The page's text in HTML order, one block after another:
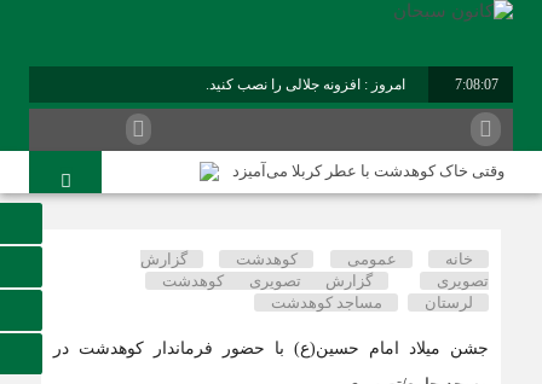
7:08:07 امروز : افزونه جلالی را نصب کنید.
وقتی خاک کوهدشت با عطر کربلا می‌آمیزد
هلاکت چهار شرور مسلح وکشف ۷۰۰ کیلوگرم مواد مخدر
کوهدشت در آستانه اربعین و خدمت‌ به زائرین
خانه عمومی کوهدشت
گزارش
تصویری
گزارش تصویری کوهدشت
لرستان
مساجد کوهدشت
جشن میلاد امام حسین(ع) با حضور فرماندار کوهدشت در